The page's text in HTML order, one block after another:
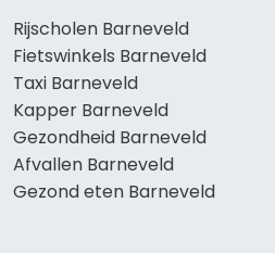
Rijscholen Barneveld
Fietswinkels Barneveld
Taxi Barneveld
Kapper Barneveld
Gezondheid Barneveld
Afvallen Barneveld
Gezond eten Barneveld